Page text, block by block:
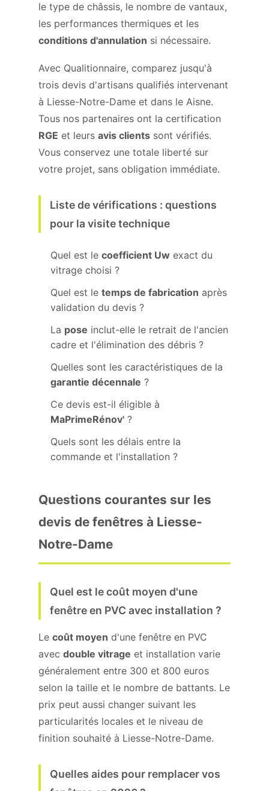
le type de châssis, le nombre de vantaux,
les performances thermiques et les
conditions d'annulation si nécessaire.
Avec Qualitionnaire, comparez jusqu'à
trois devis d'artisans qualifiés intervenant
à Liesse-Notre-Dame et dans le Aisne.
Tous nos partenaires ont la certification
RGE et leurs avis clients sont vérifiés.
Vous conservez une totale liberté sur
votre projet, sans obligation immédiate.
Liste de vérifications : questions
pour la visite technique
Quel est le coefficient Uw exact du
vitrage choisi ?
Quel est le temps de fabrication après
validation du devis ?
La pose inclut-elle le retrait de l'ancien
cadre et l'élimination des débris ?
Quelles sont les caractéristiques de la
garantie décennale ?
Ce devis est-il éligible à
MaPrimeRénov' ?
Quels sont les délais entre la
commande et l'installation ?
Questions courantes sur les
devis de fenêtres à Liesse-
Notre-Dame
Quel est le coût moyen d'une
fenêtre en PVC avec installation ?
Le coût moyen d'une fenêtre en PVC
avec double vitrage et installation varie
généralement entre 300 et 800 euros
selon la taille et le nombre de battants. Le
prix peut aussi changer suivant les
particularités locales et le niveau de
finition souhaité à Liesse-Notre-Dame.
Quelles aides pour remplacer vos